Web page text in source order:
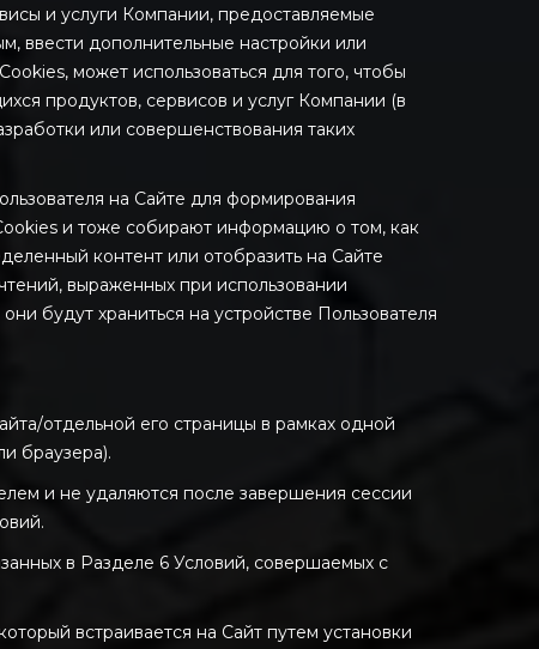
и услуги Компании, предоставляемые
ввести дополнительные настройки или
может использоваться для того, чтобы
продуктов, сервисов и услуг Компании (в
или совершенствования таких
на Сайте для формирования
и тоже собирают информацию о том, как
контент или отобразить на Сайте
выраженных при использовании
будут храниться на устройстве Пользователя
отдельной его страницы в рамках одной
браузера).
и не удаляются после завершения сессии
в Разделе 6 Условий, совершаемых с
встраивается на Сайт путем установки